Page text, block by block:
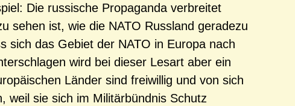
Die russische Propaganda verbreitet
sehen ist, wie die NATO Russland geradezu
sich das Gebiet der NATO in Europa nach
wird bei dieser Lesart aber ein
Länder sind freiwillig und von sich
weil sie sich im Militärbündnis Schutz